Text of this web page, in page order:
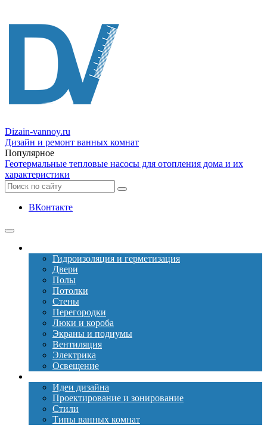
Dizain-vannoy.ru
Дизайн и ремонт ванных комнат
Популярное
Геотермальные тепловые насосы для отопления дома и их
характеристики
ВКонтакте
Гидроизоляция и герметизация
Двери
Полы
Потолки
Стены
Перегородки
Люки и короба
Экраны и подиумы
Вентиляция
Электрика
Освещение
Идеи дизайна
Проектирование и зонирование
Стили
Типы ванных комнат